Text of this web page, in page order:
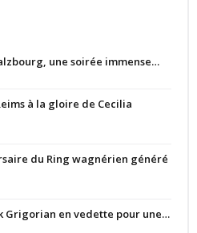
une soirée immense…
à la gloire de Cecilia
du Ring wagnérien généré
Grigorian en vedette pour une…